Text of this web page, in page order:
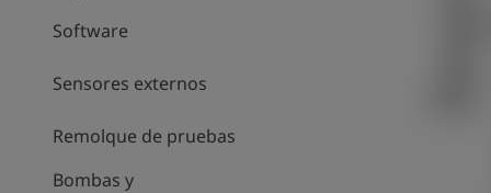
Software
Sensores externos
Remolque de pruebas
Bombas y